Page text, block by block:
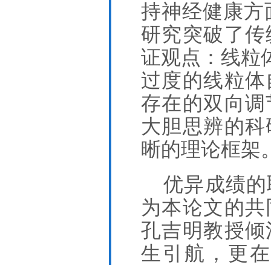
持神经健康方
研究突破了
证观点：线粒
过度的线粒
存在的双向
大胆思辨的
晰的理论框架
优异成绩
为本论文的
孔吉明教授
生引航，更